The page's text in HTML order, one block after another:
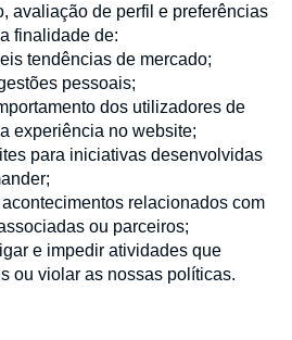
avaliação de perfil e preferências
finalidade de:
tendências de mercado;
pessoais;
dos utilizadores de
experiência no website;
para iniciativas desenvolvidas
relacionados com
ou parceiros;
e impedir atividades que
ou violar as nossas políticas.